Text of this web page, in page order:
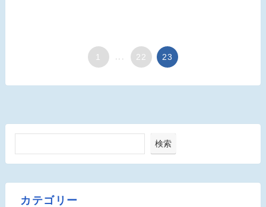
1 22 23
検索
カテゴリー